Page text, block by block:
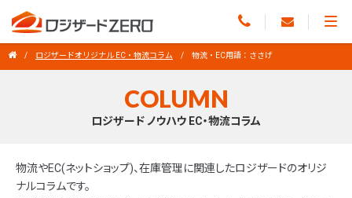
ロジザードオリジナル EC・物流コラム 物流・EC用語：ささげ
COLUMN
ロジザード ノウハウ EC・物流コラム
物流やEC(ネットショップ)、在庫管理に関連したロジザードのオリジ
ナルコラムです。